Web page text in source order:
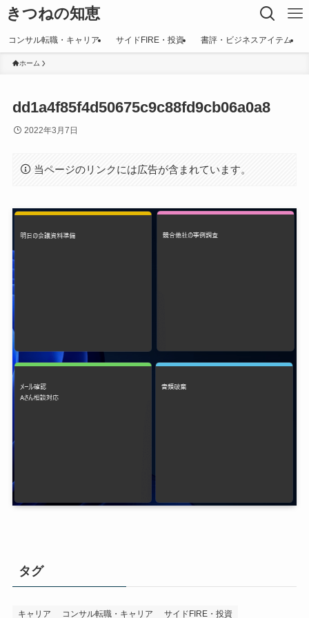
きつねの知恵
コンサル転職・キャリア サイドFIRE・投資 書評・ビジネスアイテム
ホーム
dd1a4f85f4d50675c9c88fd9cb06a0a8
2022年3月7日
当ページのリンクには広告が含まれています。
タグ
キャリア コンサル転職・キャリア サイドFIRE・投資